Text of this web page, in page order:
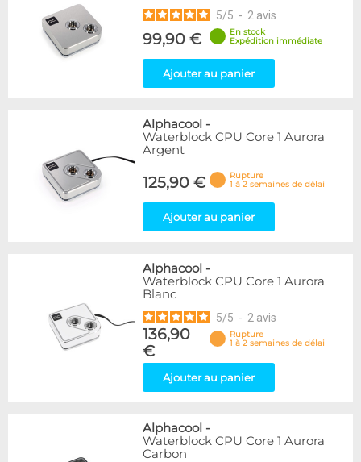
5/5 - 2 avis
99,90 €
En stock
Expédition immédiate
Ajouter au panier
Alphacool -
Waterblock CPU Core 1 Aurora
Argent
125,90 €
Rupture
1 à 2 semaines de délai
Ajouter au panier
Alphacool -
Waterblock CPU Core 1 Aurora
Blanc
5/5 - 2 avis
136,90
€
Rupture
1 à 2 semaines de délai
Ajouter au panier
Alphacool -
Waterblock CPU Core 1 Aurora
Carbon